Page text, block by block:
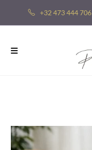
+32 473 444 706